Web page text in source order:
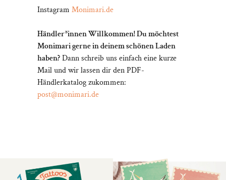
Instagram Monimari.de
Händler*innen Willkommen! Du möchtest
Monimari gerne in deinem schönen Laden
haben?Dann schreib uns einfach eine kurze
Mail und wir lassen dir den PDF-
Händlerkatalog zukommen:
post@monimari.de